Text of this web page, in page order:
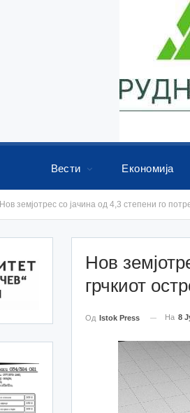
Вести Економија
Нов земјотрес со јачина од 4,3 степени го
Нов
грчкиот
Од Istok Press На 8